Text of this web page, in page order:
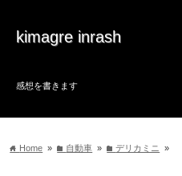
kimagre inrash
感想を書きます
home Home » folder 自動車 » folderデリカミニ »